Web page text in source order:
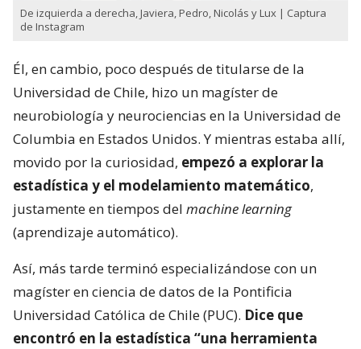
De izquierda a derecha, Javiera, Pedro, Nicolás y Lux | Captura
de Instagram
Él, en cambio, poco después de titularse de la
Universidad de Chile, hizo un magíster de
neurobiología y neurociencias en la Universidad de
Columbia en Estados Unidos. Y mientras estaba allí,
movido por la curiosidad, empezó a explorar la
estadística y el modelamiento matemático,
justamente en tiempos del machine learning
(aprendizaje automático).
Así, más tarde terminó especializándose con un
magíster en ciencia de datos de la Pontificia
Universidad Católica de Chile (PUC). Dice que
encontró en la estadística “una herramienta